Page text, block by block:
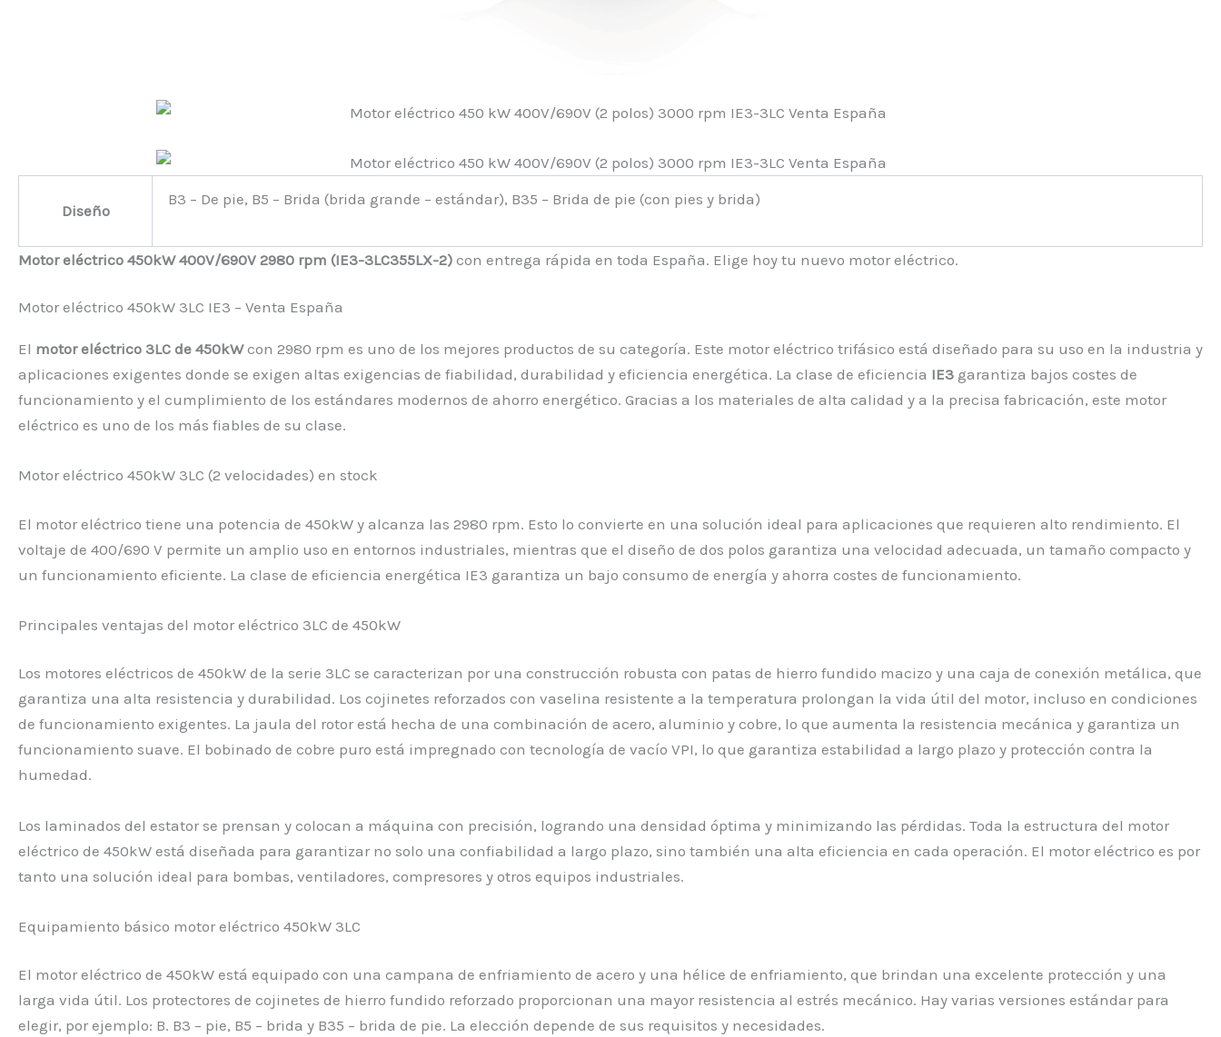
Diseño
B3 – De pie, B5 – Brida (brida grande – estándar), B35 – Brida de pie (con pies y brida)
Motor eléctrico 450kW 400V/690V 2980 rpm (IE3-3LC355LX-2) con entrega rápida en toda España. Elige hoy tu nuevo motor eléctrico.
Motor eléctrico 450kW 3LC IE3 – Venta España
El motor eléctrico 3LC de 450kWcon 2980 rpm es uno de los mejores productos de su categoría. Este motor eléctrico trifásico está diseñado para su uso en la industria y
aplicaciones exigentes donde se exigen altas exigencias de fiabilidad, durabilidad y eficiencia energética. La clase de eficiencia IE3 garantiza bajos costes de
funcionamiento y el cumplimiento de los estándares modernos de ahorro energético. Gracias a los materiales de alta calidad y a la precisa fabricación, este motor
eléctrico es uno de los más fiables de su clase.
Motor eléctrico 450kW 3LC (2 velocidades) en stock
El motor eléctrico tiene una potencia de 450kW y alcanza las 2980 rpm. Esto lo convierte en una solución ideal para aplicaciones que requieren alto rendimiento. El
voltaje de 400/690 V permite un amplio uso en entornos industriales, mientras que el diseño de dos polos garantiza una velocidad adecuada, un tamaño compacto y
un funcionamiento eficiente. La clase de eficiencia energética IE3 garantiza un bajo consumo de energía y ahorra costes de funcionamiento.
Principales ventajas del motor eléctrico 3LC de 450kW
Los motores eléctricos de 450kW de la serie 3LC se caracterizan por una construcción robusta con patas de hierro fundido macizo y una caja de conexión metálica, que
garantiza una alta resistencia y durabilidad. Los cojinetes reforzados con vaselina resistente a la temperatura prolongan la vida útil del motor, incluso en condiciones
de funcionamiento exigentes. La jaula del rotor está hecha de una combinación de acero, aluminio y cobre, lo que aumenta la resistencia mecánica y garantiza un
funcionamiento suave. El bobinado de cobre puro está impregnado con tecnología de vacío VPI, lo que garantiza estabilidad a largo plazo y protección contra la
humedad.
Los laminados del estator se prensan y colocan a máquina con precisión, logrando una densidad óptima y minimizando las pérdidas. Toda la estructura del motor
eléctrico de 450kW está diseñada para garantizar no solo una confiabilidad a largo plazo, sino también una alta eficiencia en cada operación. El motor eléctrico es por
tanto una solución ideal para bombas, ventiladores, compresores y otros equipos industriales.
Equipamiento básico motor eléctrico 450kW 3LC
El motor eléctrico de 450kW está equipado con una campana de enfriamiento de acero y una hélice de enfriamiento, que brindan una excelente protección y una
larga vida útil. Los protectores de cojinetes de hierro fundido reforzado proporcionan una mayor resistencia al estrés mecánico. Hay varias versiones estándar para
elegir, por ejemplo: B. B3 – pie, B5 – brida y B35 – brida de pie. La elección depende de sus requisitos y necesidades.